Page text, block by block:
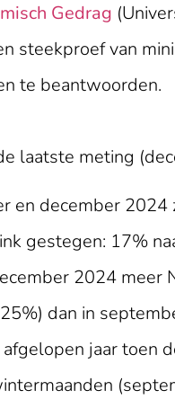
Gedrag
steekproef van
te beantwoorden.
laatste meting
en december
gestegen: 17%
2024 meer
dan in
jaar toen